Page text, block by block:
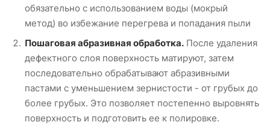
обязательно с использованием воды (мокрый
метод) во избежание перегрева и попадания пыли
Пошаговая абразивная обработка. После удаления
дефектного слоя поверхность матируют, затем
последовательно обрабатывают абразивными
пастами с уменьшением зернистости - от грубых до
более грубых. Это позволяет постепенно выровнять
поверхность и подготовить ее к полировке.